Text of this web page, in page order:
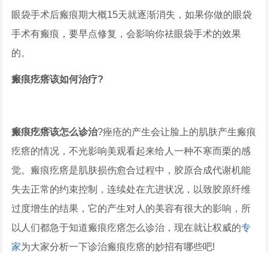
眼袋手术后瘢痕期大概15天就逐渐消失，如果你做的眼袋
手术有瘢痕，要早点修复，会影响你祛眼袋手术的效果
的。
瘢痕疙瘩该如何治疗?
瘢痕疙瘩该怎么诊治?痤疮的产生会让脸上的肌肤产生瘢痕
疙瘩的情况，不光影响美观看起来给人一种不寒而栗的感
觉。瘢痕疙瘩是肌肤损伤愈合过程中，胶原合成代谢机能
失去正常的约束控制，连续处在亢进状况，以致胶原纤维
过度增生的结果，它的产生对人的美容有很大的影响，所
以人们都急于知道瘢痕疙瘩怎么诊治，现在就让权威的专
家为大家分析一下诊治瘢痕疙瘩的妙招有哪些吧!